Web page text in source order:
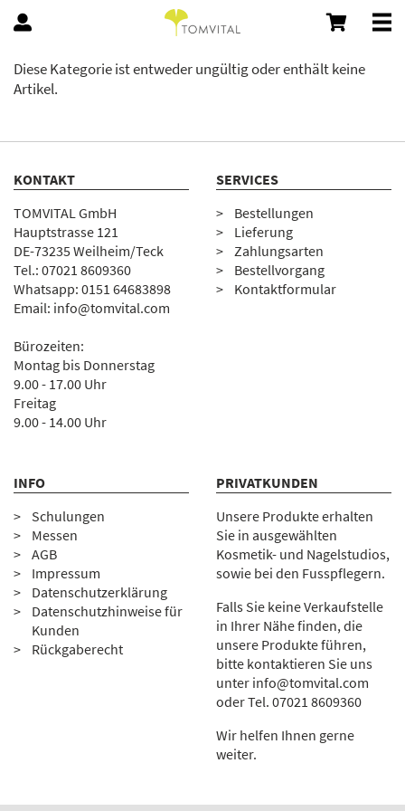
Diese Kategorie ist entweder ungültig oder enthält keine
Artikel.
KONTAKT
TOMVITAL GmbH
Hauptstrasse 121
DE-73235 Weilheim/Teck
Tel.: 07021 8609360
Whatsapp: 0151 64683898
Email: info@tomvital.com
Bürozeiten:
Montag bis Donnerstag
9.00 - 17.00 Uhr
Freitag
9.00 - 14.00 Uhr
SERVICES
Bestellungen
Lieferung
Zahlungsarten
Bestellvorgang
Kontaktformular
INFO
Schulungen
Messen
AGB
Impressum
Datenschutzerklärung
Datenschutzhinweise für
Kunden
Rückgaberecht
PRIVATKUNDEN
Unsere Produkte erhalten
Sie in ausgewählten
Kosmetik- und Nagelstudios,
sowie bei den Fusspflegern.
Falls Sie keine Verkaufstelle
in Ihrer Nähe finden, die
unsere Produkte führen,
bitte kontaktieren Sie uns
unter info@tomvital.com
oder Tel. 07021 8609360
Wir helfen Ihnen gerne
weiter.